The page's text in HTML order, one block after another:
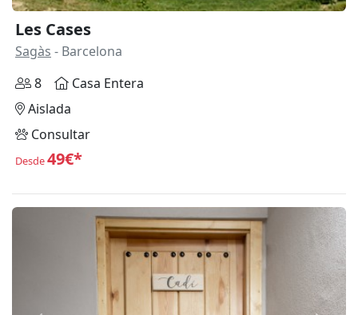
Les Cases
Sagàs - Barcelona
8
Casa Entera
Aislada
Consultar
Desde49€*